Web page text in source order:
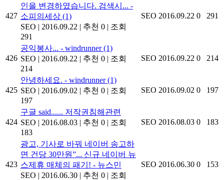
427
인을 변경하였습니다. 검색시... -
소피의세상 (1)
SEO | 2016.09.22 | 추천 0 | 조회
291
SEO 2016.09.22 0 291
426
공익봉사... - windrunner(1)
SEO | 2016.09.22 | 추천 0 | 조회
214
SEO 2016.09.22 0 214
425
안녕하세요. - windrunner(1)
SEO | 2016.09.02 | 추천 0 | 조회
197
SEO 2016.09.02 0 197
424
구글 said...... 저작권침해관련
SEO | 2016.08.03 | 추천 0 | 조회
183
SEO 2016.08.03 0 183
423
광고, 기사로 바꿔 네이버 송고하
면 건당 30만원”... 신규 네이버 뉴
스제휴 매체의 패기! - 뉴스민
SEO | 2016.06.30 | 추천 0 | 조회
SEO 2016.06.30 0 153